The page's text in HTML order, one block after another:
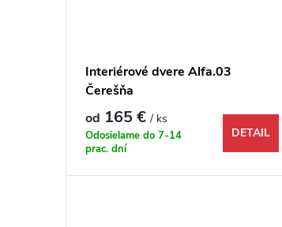
Interiérové dvere Alfa.03
Čerešňa
od 165 €/ ks
Odosielame do 7-14
prac. dní
DETAIL